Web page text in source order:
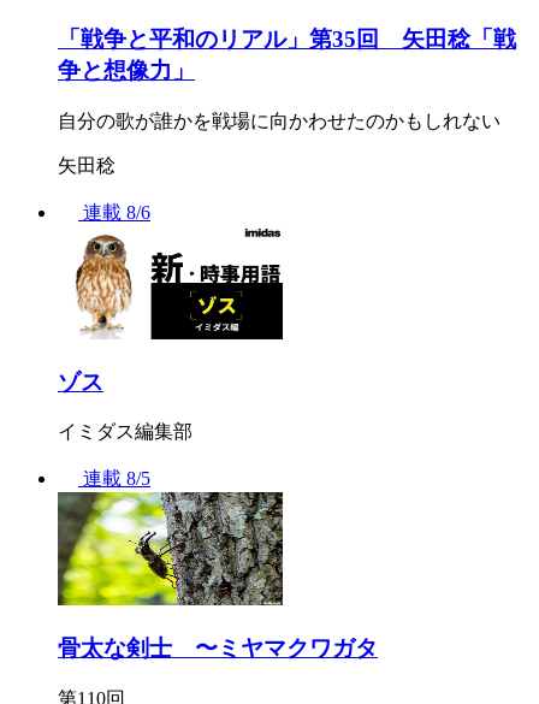
「戦争と平和のリアル」第35回 矢田稔「戦
争と想像力」
自分の歌が誰かを戦場に向かわせたのかもしれない
矢田稔
連載 8/6
ゾス
イミダス編集部
連載 8/5
骨太な剣士 〜ミヤマクワガタ
第110回